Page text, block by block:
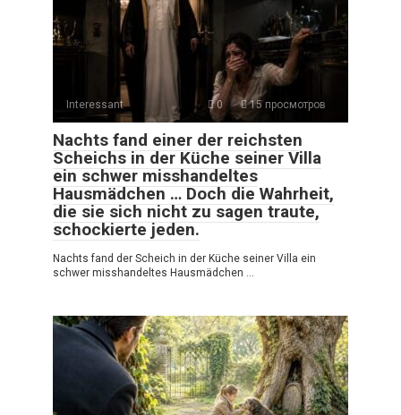
Interessant 0 15 просмотров
Nachts fand einer der reichsten
Scheichs in der Küche seiner Villa
ein schwer misshandeltes
Hausmädchen … Doch die Wahrheit,
die sie sich nicht zu sagen traute,
schockierte jeden.
Nachts fand der Scheich in der Küche seiner Villa ein
schwer misshandeltes Hausmädchen …